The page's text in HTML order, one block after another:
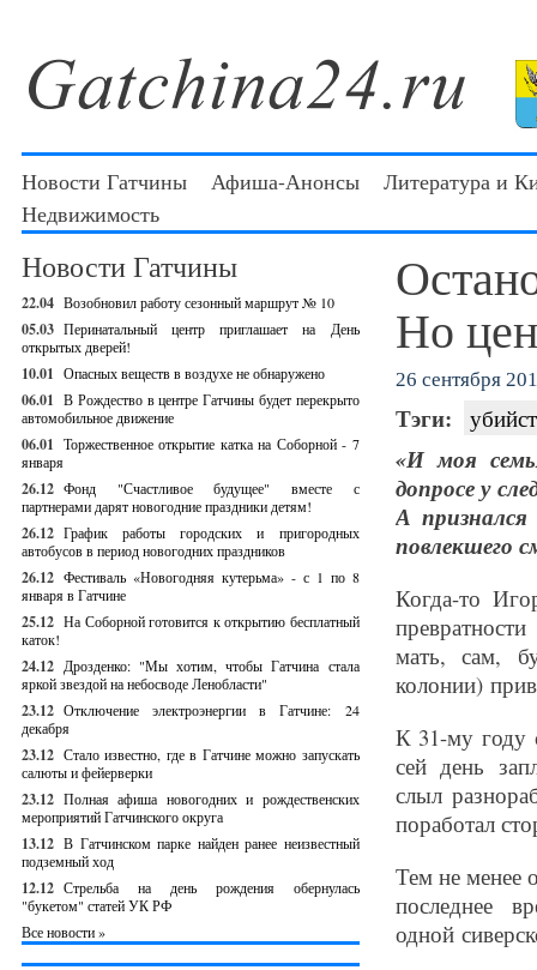
Новости Гатчины Афиша-Анонсы
Литература и
Недвижимость
Новости Гатчины
22.04 Возобновил работу сезонный маршрут № 10
05.03 Перинатальный центр приглашает на День
открытых дверей!
10.01 Опасных веществ в воздухе не обнаружено
06.01 В Рождество в центре Гатчины будет перекрыто
автомобильное движение
06.01 Торжественное открытие катка на Соборной - 7
января
26.12 Фонд "Счастливое будущее" вместе с
партнерами дарят новогодние праздники детям!
26.12 График работы городских и пригородных
автобусов в период новогодних праздников
26.12 Фестиваль «Новогодняя кутерьма» - с 1 по 8
января в Гатчине
25.12 На Соборной готовится к открытию бесплатный
каток!
24.12 Дрозденко: "Мы хотим, чтобы Гатчина стала
яркой звездой на небосводе Ленобласти"
23.12 Отключение электроэнергии в Гатчине: 24
декабря
23.12 Стало известно, где в Гатчине можно запускать
салюты и фейерверки
23.12 Полная афиша новогодних и рождественских
мероприятий Гатчинского округа
13.12 В Гатчинском парке найден ранее неизвестный
подземный ход
12.12 Стрельба на день рождения обернулась
"букетом" статей УК РФ
Все новости »
Но
26 сентября
Тэги:
«И моя
допросе у
А
повлекшего
Когда-то
мать, сам,
колонии)
К 31-му году
сей день
слыл
поработал
Тем не менее
последнее
одной